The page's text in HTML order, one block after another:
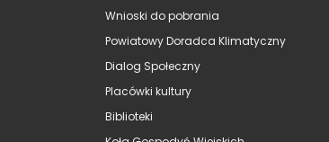
Wnioski do pobrania
Powiatowy Doradca Klimatyczny
Dialog Społeczny
Placówki kultury
Biblioteki